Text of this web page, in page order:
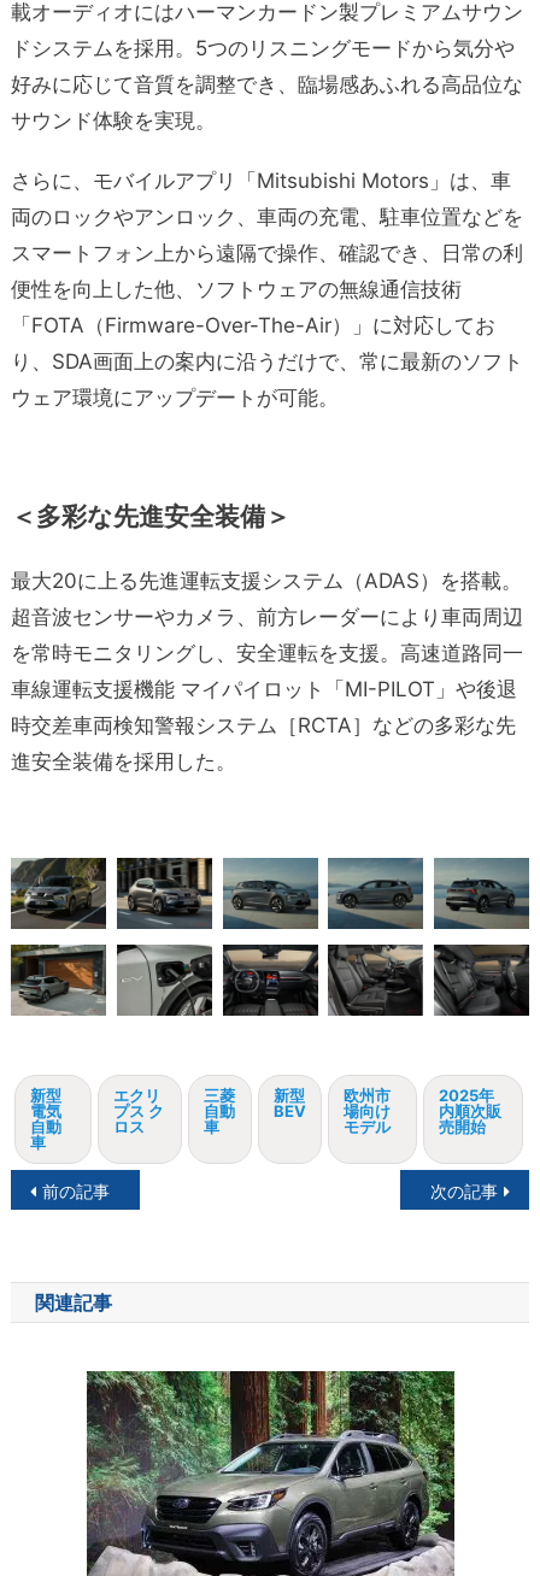
載オーディオにはハーマンカードン製プレミアムサウン
ドシステムを採用。5つのリスニングモードから気分や
好みに応じて音質を調整でき、臨場感あふれる高品位な
サウンド体験を実現。
さらに、モバイルアプリ「Mitsubishi Motors」は、車
両のロックやアンロック、車両の充電、駐車位置などを
スマートフォン上から遠隔で操作、確認でき、日常の利
便性を向上した他、ソフトウェアの無線通信技術
「FOTA（Firmware-Over-The-Air）」に対応してお
り、SDA画面上の案内に沿うだけで、常に最新のソフト
ウェア環境にアップデートが可能。
＜多彩な先進安全装備＞
最大20に上る先進運転支援システム（ADAS）を搭載。
超音波センサーやカメラ、前方レーダーにより車両周辺
を常時モニタリングし、安全運転を支援。高速道路同一
車線運転支援機能 マイパイロット「MI-PILOT」や後退
時交差車両検知警報システム［RCTA］などの多彩な先
進安全装備を採用した。
新型
電気
自動
車
エクリ
プス ク
ロス
三菱
自動
車
新型
BEV
欧州市
場向け
モデル
2025年
内順次販
売開始
投
ナ
ビ
前の記事 次の記事
関連記事